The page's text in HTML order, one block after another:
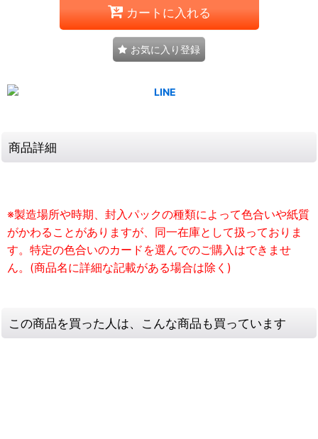
カートに入れる
お気に入り登録
商品詳細
※製造場所や時期、封入パックの種類によって色合いや紙質
がかわることがありますが、同一在庫として扱っておりま
す。特定の色合いのカードを選んでのご購入はできませ
ん。(商品名に詳細な記載がある場合は除く)
この商品を買った人は、こんな商品も買っています